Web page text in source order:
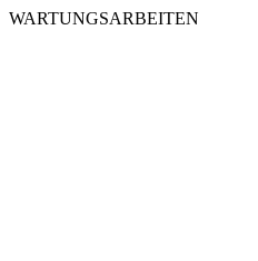
WARTUNGSARBEITEN